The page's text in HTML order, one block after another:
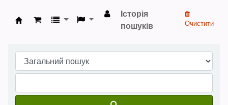
Бібліотека НТШ › Електронний каталог
Історія
пошуків
Очистити